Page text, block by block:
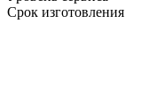
Срок изготовления